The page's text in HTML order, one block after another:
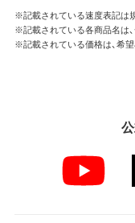
※記載されている速度表記は
※記載されている各商品名は
※記載されている価格は、希望